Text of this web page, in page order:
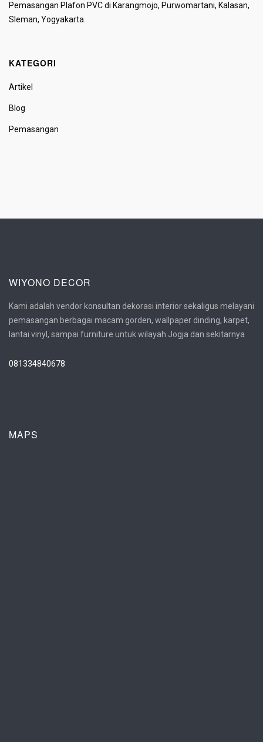
Pemasangan Plafon PVC di Karangmojo, Purwomartani, Kalasan,
Sleman, Yogyakarta.
KATEGORI
Artikel
Blog
Pemasangan
WIYONO DECOR
Kami adalah vendor konsultan dekorasi interior sekaligus melayani
pemasangan berbagai macam gorden, wallpaper dinding, karpet,
lantai vinyl, sampai furniture untuk wilayah Jogja dan sekitarnya
081334840678
MAPS